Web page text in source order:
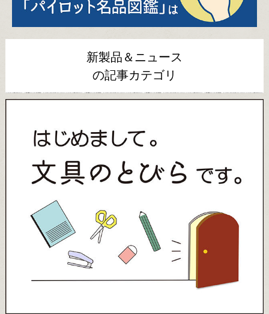
新製品＆ニュース
の記事カテゴリ